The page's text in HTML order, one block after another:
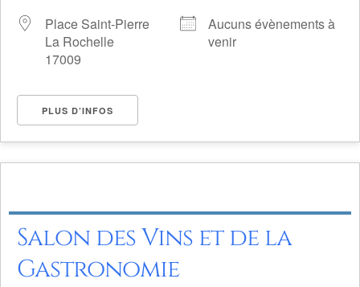
Place Saint-Pierre
La Rochelle
17009
Aucuns évènements à
venir
PLUS D’INFOS
Salon des Vins et de la
Gastronomie